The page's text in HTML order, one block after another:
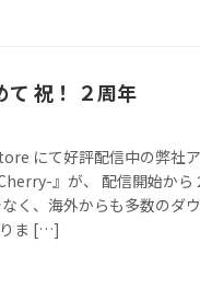
て 祝！ ２周年
にて好評配信中の弊社
』が、 配信開始から
く、海外からも多数のダ
ま […]